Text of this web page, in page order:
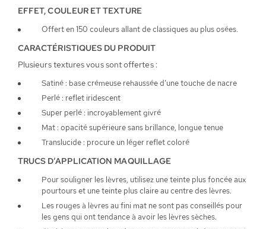
EFFET, COULEUR ET TEXTURE
Offert en 150 couleurs allant de classiques au plus osées.
CARACTÉRISTIQUES DU PRODUIT
Plusieurs textures vous sont offertes :
Satiné : base crémeuse rehaussée d’une touche de nacre
Perlé : reflet iridescent
Super perlé : incroyablement givré
Mat : opacité supérieure sans brillance, longue tenue
Translucide : procure un léger reflet coloré
TRUCS D’APPLICATION MAQUILLAGE
Pour souligner les lèvres, utilisez une teinte plus foncée aux
pourtours et une teinte plus claire au centre des lèvres.
Les rouges à lèvres au fini mat ne sont pas conseillés pour
les gens qui ont tendance à avoir les lèvres sèches.